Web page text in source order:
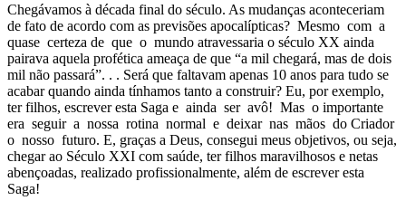
Chegávamos à década final do século. As mudanças aconteceriam
de fato de acordo com as previsões apocalípticas? Mesmo com a
quase certeza de que o mundo atravessaria o século XX ainda
pairava aquela profética ameaça de que “a mil chegará, mas de dois
mil não passará”. . . Será que faltavam apenas 10 anos para tudo se
acabar quando ainda tínhamos tanto a construir? Eu, por exemplo,
ter filhos, escrever esta Saga e ainda ser avô! Mas o importante
era seguir a nossa rotina normal e deixar nas mãos do Criador
o nosso futuro. E, graças a Deus, consegui meus objetivos, ou seja,
chegar ao Século XXI com saúde, ter filhos maravilhosos e netas
abençoadas, realizado profissionalmente, além de escrever esta
Saga!